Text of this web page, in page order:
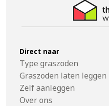
Direct naar
Type graszoden
Graszoden laten leggen
Zelf aanleggen
Over ons